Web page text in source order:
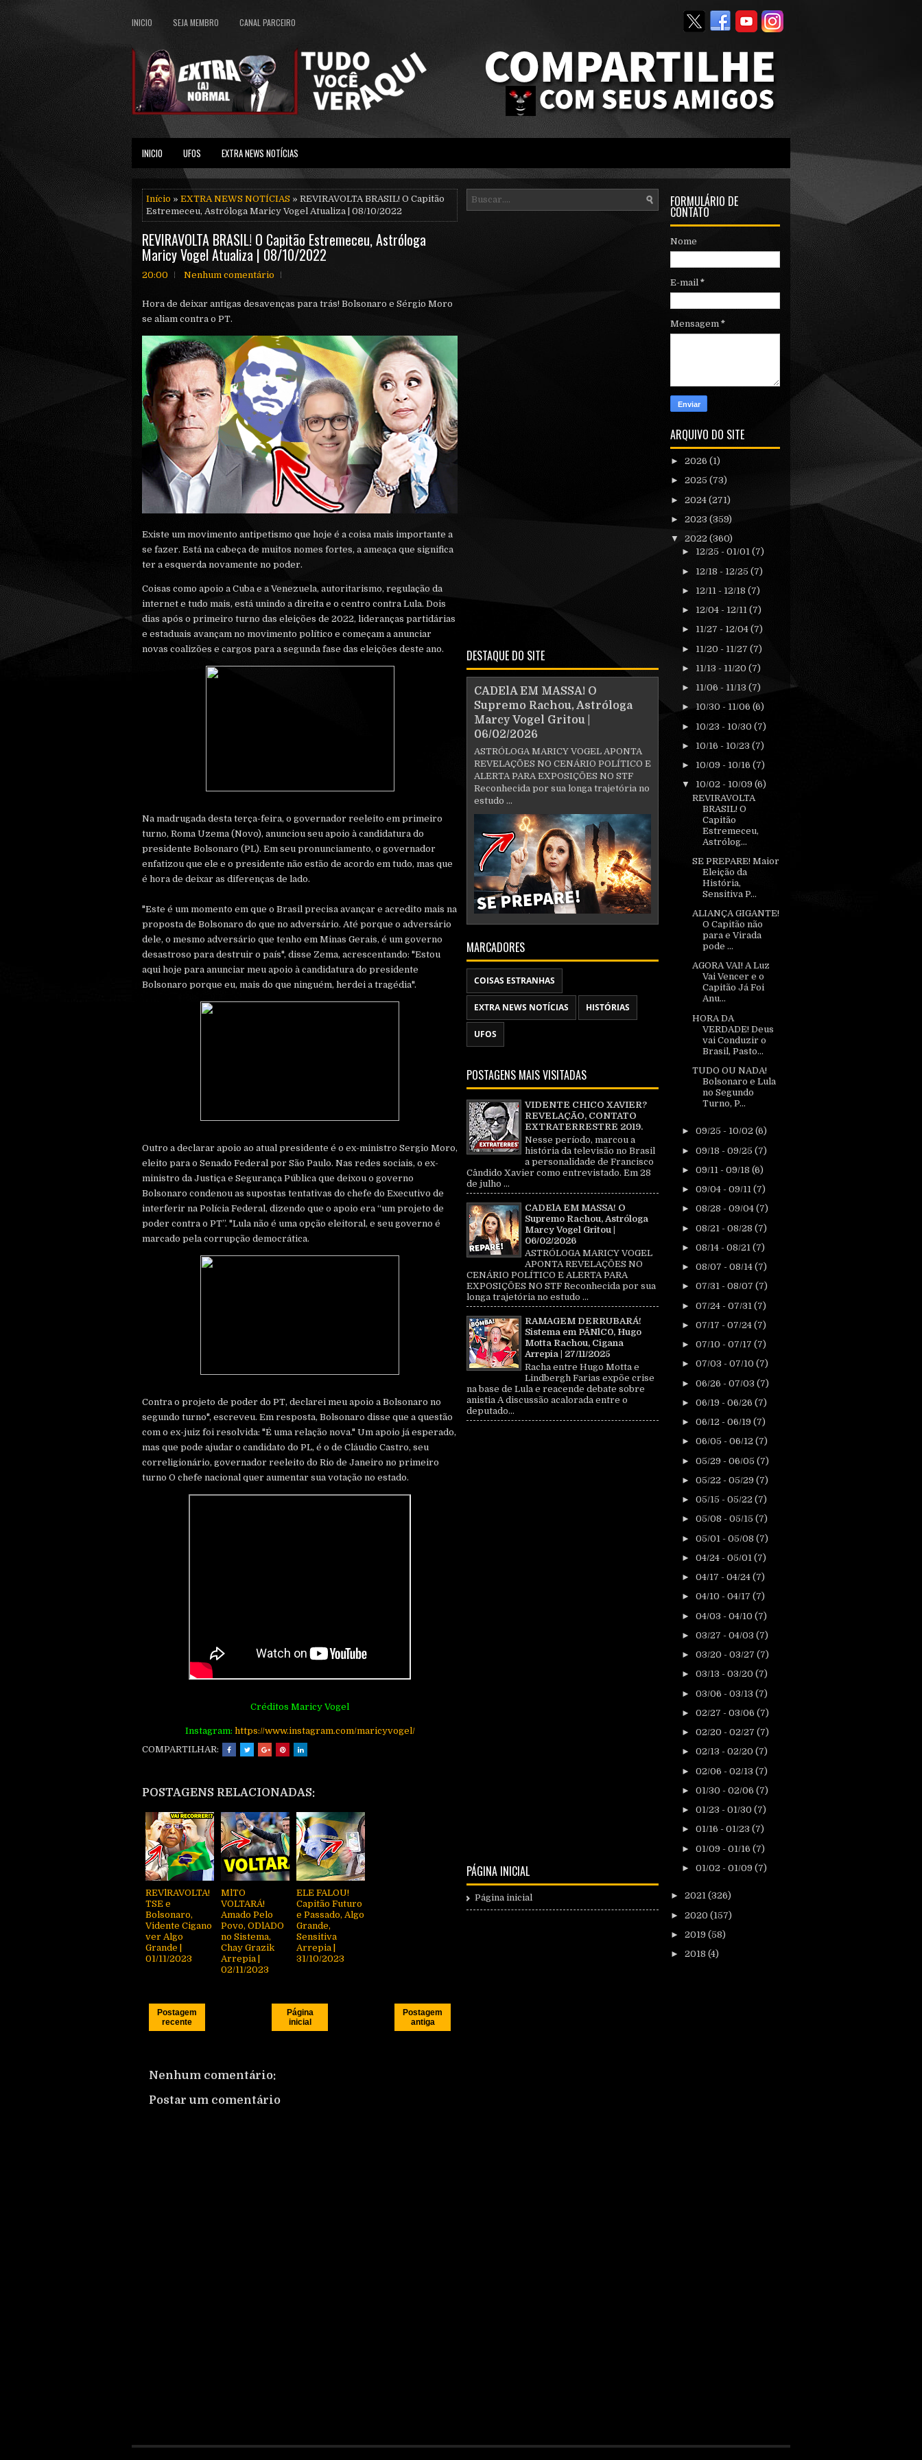
INICIO SEJA MEMBRO CANAL PARCEIRO
INICIO UFOS EXTRA NEWS NOTÍCIAS
Início » EXTRA NEWS NOTÍCIAS » REVIRAVOLTA BRASIL! O Capitão
Estremeceu, Astróloga Maricy Vogel Atualiza | 08/10/2022
REVIRAVOLTA BRASIL! O Capitão Estremeceu, Astróloga
Maricy Vogel Atualiza | 08/10/2022
20:00 Nenhum comentário
Hora de deixar antigas desavenças para trás! Bolsonaro e Sérgio Moro
se aliam contra o PT.
Existe um movimento antipetismo que hoje é a coisa mais importante a
se fazer. Está na cabeça de muitos nomes fortes, a ameaça que significa
ter a esquerda novamente no poder.
Coisas como apoio a Cuba e a Venezuela, autoritarismo, regulação da
internet e tudo mais, está unindo a direita e o centro contra Lula. Dois
dias após o primeiro turno das eleições de 2022, lideranças partidárias
e estaduais avançam no movimento político e começam a anunciar
novas coalizões e cargos para a segunda fase das eleições deste ano.
Na madrugada desta terça-feira, o governador reeleito em primeiro
turno, Roma Uzema (Novo), anunciou seu apoio à candidatura do
presidente Bolsonaro (PL). Em seu pronunciamento, o governador
enfatizou que ele e o presidente não estão de acordo em tudo, mas que
é hora de deixar as diferenças de lado.
"Este é um momento em que o Brasil precisa avançar e acredito mais na
proposta de Bolsonaro do que no adversário. Até porque o adversário
dele, o mesmo adversário que tenho em Minas Gerais, é um governo
desastroso para destruir o país", disse Zema, acrescentando: "Estou
aqui hoje para anunciar meu apoio à candidatura do presidente
Bolsonaro porque eu, mais do que ninguém, herdei a tragédia".
Outro a declarar apoio ao atual presidente é o ex-ministro Sergio Moro,
eleito para o Senado Federal por São Paulo. Nas redes sociais, o ex-
ministro da Justiça e Segurança Pública que deixou o governo
Bolsonaro condenou as supostas tentativas do chefe do Executivo de
interferir na Polícia Federal, dizendo que o apoio era “um projeto de
poder contra o PT”. "Lula não é uma opção eleitoral, e seu governo é
marcado pela corrupção democrática.
Contra o projeto de poder do PT, declarei meu apoio a Bolsonaro no
segundo turno", escreveu. Em resposta, Bolsonaro disse que a questão
com o ex-juiz foi resolvida: "É uma relação nova." Um apoio já esperado,
mas que pode ajudar o candidato do PL, é o de Cláudio Castro, seu
correligionário, governador reeleito do Rio de Janeiro no primeiro
turno O chefe nacional quer aumentar sua votação no estado.
Créditos Maricy Vogel
Instagram: https://www.instagram.com/maricyvogel/
COMPARTILHAR:
POSTAGENS RELACIONADAS:
REVlRAVOLTA!
TSE e
Bolsonaro,
Vidente Cigano
ver Algo
Grande |
01/11/2023
MlTO
VOLTARÁ!
Amado Pelo
Povo, ODlADO
no Sistema,
Chay Grazik
Arrepia |
02/11/2023
ELE FALOU!
Capitão Futuro
e Passado, Algo
Grande,
Sensitiva
Arrepia |
31/10/2023
Postagem
recente
Postagem
antiga
Página
inicial
Nenhum comentário:
Postar um comentário
DESTAQUE DO SITE
CADElA EM MASSA! O
Supremo Rachou, Astróloga
Marcy Vogel Gritou |
06/02/2026
ASTRÓLOGA MARICY VOGEL APONTA
REVELAÇÕES NO CENÁRIO POLÍTICO E
ALERTA PARA EXPOSIÇÕES NO STF
Reconhecida por sua longa trajetória no
estudo ...
MARCADORES
COISAS ESTRANHAS
EXTRA NEWS NOTÍCIAS HISTÓRIAS
UFOS
POSTAGENS MAIS VISITADAS
VIDENTE CHICO XAVIER?
REVELAÇÃO, CONTATO
EXTRATERRESTRE 2019.
Nesse período, marcou a
história da televisão no Brasil
a personalidade de Francisco
Cândido Xavier como entrevistado. Em 28
de julho ...
CADElA EM MASSA! O
Supremo Rachou, Astróloga
Marcy Vogel Gritou |
06/02/2026
ASTRÓLOGA MARICY VOGEL
APONTA REVELAÇÕES NO
CENÁRIO POLÍTICO E ALERTA PARA
EXPOSIÇÕES NO STF Reconhecida por sua
longa trajetória no estudo ...
RAMAGEM DERRUBARÁ!
Sistema em PÂNlC0, Hugo
Motta Rachou, Cigana
Arrepia | 27/11/2025
Racha entre Hugo Motta e
Lindbergh Farias expõe crise
na base de Lula e reacende debate sobre
anistia A discussão acalorada entre o
deputado...
PÁGINA INICIAL
Página inicial
FORMULÁRIO DE
CONTATO
Nome
E-mail *
Mensagem*
ARQUIVO DO SITE
► 2026 (1)
► 2025 (73)
► 2024 (271)
► 2023 (359)
▼ 2022 (360)
► 12/25 - 01/01 (7)
► 12/18 - 12/25 (7)
► 12/11 - 12/18 (7)
► 12/04 - 12/11 (7)
► 11/27 - 12/04 (7)
► 11/20 - 11/27 (7)
► 11/13 - 11/20 (7)
► 11/06 - 11/13 (7)
►10/30 - 11/06 (6)
► 10/23 - 10/30 (7)
► 10/16 - 10/23 (7)
► 10/09 - 10/16 (7)
▼ 10/02 - 10/09 (6)
REVIRAVOLTA
BRASIL! O
Capitão
Estremeceu,
Astrólog...
SE PREPARE! Maior
Eleição da
História,
Sensitiva P...
ALIANÇA GIGANTE!
O Capitão não
para e Virada
pode ...
AGORA VAI! A Luz
Vai Vencer e o
Capitão Já Foi
Anu...
HORA DA
VERDADE! Deus
vai Conduzir o
Brasil, Pasto...
TUDO OU NADA!
Bolsonaro e Lula
no Segundo
Turno, P...
► 09/25 - 10/02 (6)
► 09/18 - 09/25 (7)
► 09/11 - 09/18 (6)
► 09/04 - 09/11 (7)
► 08/28 - 09/04 (7)
► 08/21 - 08/28 (7)
► 08/14 - 08/21 (7)
► 08/07 - 08/14 (7)
► 07/31 - 08/07 (7)
► 07/24 - 07/31 (7)
► 07/17 - 07/24 (7)
► 07/10 - 07/17 (7)
► 07/03 - 07/10 (7)
► 06/26 - 07/03 (7)
► 06/19 - 06/26 (7)
► 06/12 - 06/19 (7)
► 06/05 - 06/12 (7)
► 05/29 - 06/05 (7)
► 05/22 - 05/29 (7)
► 05/15 - 05/22 (7)
► 05/08 - 05/15 (7)
► 05/01 - 05/08 (7)
► 04/24 - 05/01 (7)
► 04/17 - 04/24 (7)
► 04/10 - 04/17 (7)
► 04/03 - 04/10 (7)
► 03/27 - 04/03 (7)
► 03/20 - 03/27 (7)
► 03/13 - 03/20 (7)
► 03/06 - 03/13 (7)
► 02/27 - 03/06 (7)
► 02/20 - 02/27 (7)
► 02/13 - 02/20 (7)
► 02/06 - 02/13 (7)
► 01/30 - 02/06 (7)
► 01/23 - 01/30 (7)
► 01/16 - 01/23 (7)
► 01/09 - 01/16 (7)
► 01/02 - 01/09 (7)
► 2021 (326)
► 2020 (157)
► 2019 (58)
► 2018 (4)